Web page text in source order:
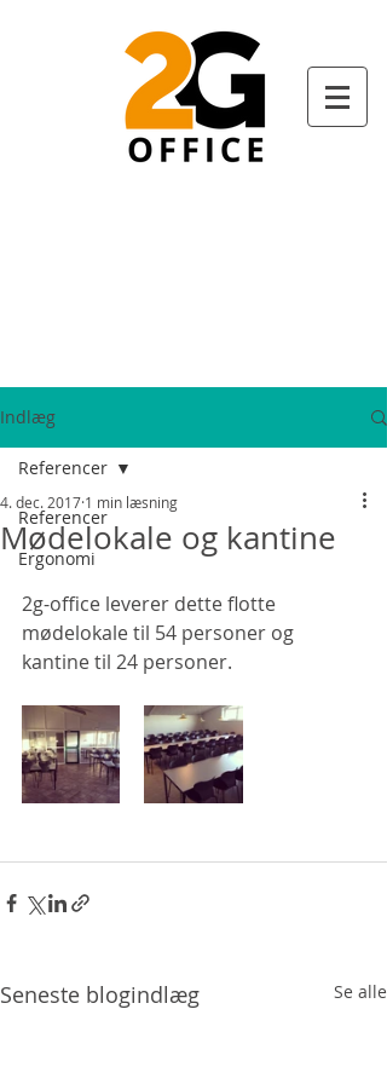
Indlæg
Referencer
Ergonomi
Referencer
Mødelokale og kantine
4. dec. 2017 1 min læsning
2g-office leverer dette flotte
mødelokale til 54 personer og
kantine til 24 personer.
Seneste blogindlæg Se alle